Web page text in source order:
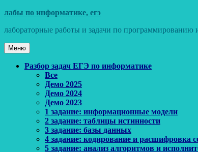
Перейти
содержимому
лабы по информатике, егэ
лабораторные работы и задачи по
Меню
Основное
Разбор задач ЕГЭ по информатике
Все
Демо 2025
Демо 2024
Демо 2023
1 задание: информационные модели
2 задание: таблицы истинности
3 задание: базы данных
4 задание: кодирование и расшифровка
5 задание: анализ алгоритмов и